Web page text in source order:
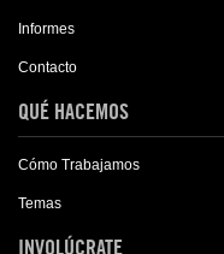
Informes
Contacto
QUÉ HACEMOS
Cómo Trabajamos
Temas
INVOLÚCRATE